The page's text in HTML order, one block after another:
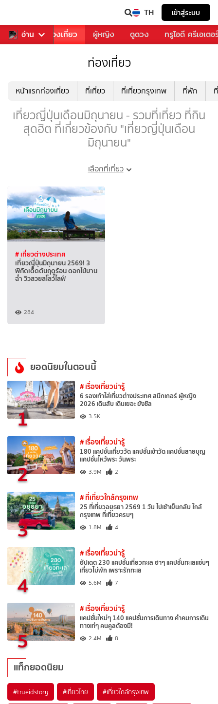
TH เข้าสู่ระบบ
อ่าน
อาหาร ท่องเที่ยว ผู้หญิง ดูดวง ทรูไอดี ครีเอเตอ
ท่องเที่ยว
หน้าแรกท่องเที่ยว ที่เที่ยว ที่เที่ยวกรุงเทพ ที่พัก
เที่ยวญี่ปุ่นเดือนมิถุนายน - รวมที่เที่ยว ที่กิน
สุดฮิต ที่เกี่ยวข้องกับ "เที่ยวญี่ปุ่นเดือน
มิถุนายน"
เลือกที่เที่ยว
# เที่ยวต่างประเทศ
เที่ยวญี่ปุ่นมิถุนายน 2569! 3
พิกัดเด็ดต้นฤดูร้อน ดอกไม้บาน
ฉ่ำ วิวสวยสโลว์ไลฟ์
284
ยอดนิยมในตอนนี้
1
# เรื่องเที่ยวน่ารู้
6 รองเท้าใส่เที่ยวต่างประเทศ สนีกเกอร์ ผู้หญิง
2026 เดินสับ เดินเยอะ ยังชิล
3.5K
2
# เรื่องเที่ยวน่ารู้
180 แคปชั่นเที่ยววัด แคปชั่นเข้าวัด แคปชั่นสายบุญ
แคปชั่นไหว้พระ วันพระ
3.9M 2
3
# ที่เที่ยวใกล้กรุงเทพ
25 ที่เที่ยวอยุธยา 2569 1 วัน ไปเช้าเย็นกลับ ใกล้
กรุงเทพ ที่เที่ยวครบๆ
1.8M 4
4
# เรื่องเที่ยวน่ารู้
อัปเดต 230 แคปชั่นเที่ยวทะเล ฮาๆ แคปชั่นทะเลแซ่บๆ
เที่ยวไม่พัก เพราะรักทะเล
5.6M 7
5
# เรื่องเที่ยวน่ารู้
แคปชั่นใหม่ๆ 140 แคปชั่นการเดินทาง คำคมการเดิน
ทางเท่ๆ คนคูลต้องมี!
2.4M 8
แท็กยอดนิยม
#trueidstory #เที่ยวไทย #เที่ยวใกล้กรุงเทพ